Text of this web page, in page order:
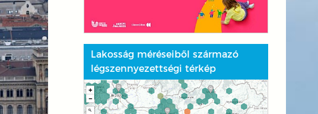
Lakosság méréseiből származó
légszennyezettségi térkép